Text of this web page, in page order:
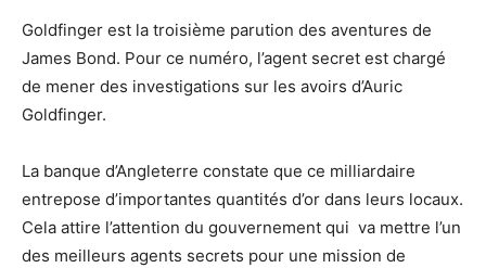
Goldfinger est la troisième parution des aventures de
James Bond. Pour ce numéro, l’agent secret est chargé
de mener des investigations sur les avoirs d’Auric
Goldfinger.
La banque d’Angleterre constate que ce milliardaire
entrepose d’importantes quantités d’or dans leurs locaux.
Cela attire l’attention du gouvernement qui va mettre l’un
des meilleurs agents secrets pour une mission de